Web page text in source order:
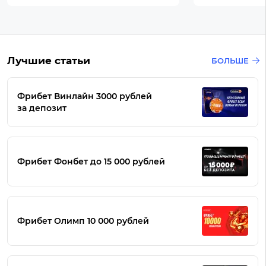
Лучшие статьи БОЛЬШЕ
Фрибет Винлайн 3000 рублей
за депозит
Фрибет Фонбет до 15 000 рублей
Фрибет Олимп 10 000 рублей